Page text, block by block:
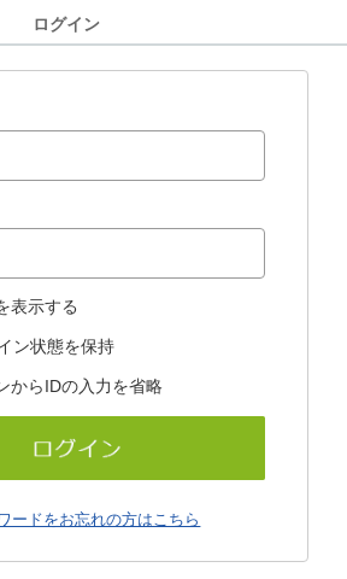
ログイン
表示する
ン状態を保持
からIDの入力を省略
ードをお忘れの方はこちら